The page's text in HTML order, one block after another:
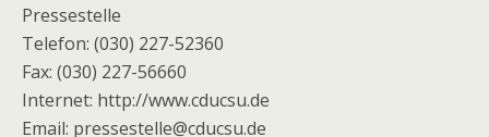
Pressestelle
Telefon: (030) 227-52360
Fax: (030) 227-56660
Internet: http://www.cducsu.de
Email: pressestelle@cducsu.de